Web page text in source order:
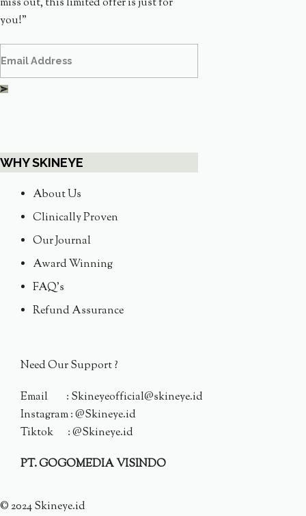
WHY SKINEYE
About Us
Clinically Proven
Our Journal
Award Winning
FAQ's
Refund Assurance
you!”
Need Our Support ?
Email : Skineyeofficial@skineye.id
Instagram : @Skineye.id
Tiktok : @Skineye.id
PT. GOGOMEDIA VISINDO
© 2024 Skineye.id